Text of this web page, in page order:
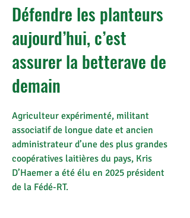
Défendre les planteurs
aujourd’hui, c’est
assurer la betterave de
demain
Agriculteur expérimenté, militant
associatif de longue date et ancien
administrateur d’une des plus grandes
coopératives laitières du pays, Kris
D’Haemer a été élu en 2025 président
de la Fédé-RT.